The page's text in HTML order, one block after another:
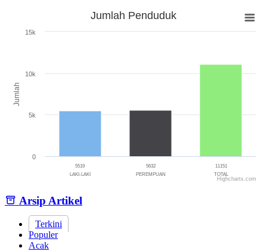
The chart has 1 Y axis displaying Jumlah. Range: 0 to 15000.
Jumlah
Jumlah Penduduk
5519
LAKI-LAKI
5632
PEREMPUAN
11151
TOTAL
0
5k
10k
15k
Highcharts.com
Arsip Artikel
Terkini
Populer
Acak